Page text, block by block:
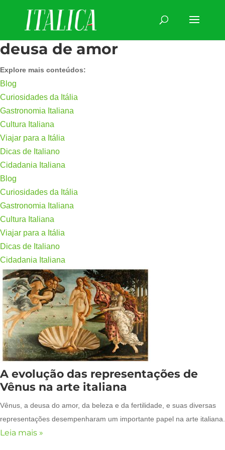
deusa de amor
Explore mais conteúdos:
Blog
Curiosidades da Itália
Gastronomia Italiana
Cultura Italiana
Viajar para a Itália
Dicas de Italiano
Cidadania Italiana
Blog
Curiosidades da Itália
Gastronomia Italiana
Cultura Italiana
Viajar para a Itália
Dicas de Italiano
Cidadania Italiana
A evolução das representações de
Vênus na arte italiana
Vênus, a deusa do amor, da beleza e da fertilidade, e suas diversas
representações desempenharam um importante papel na arte italiana.
Leia mais »